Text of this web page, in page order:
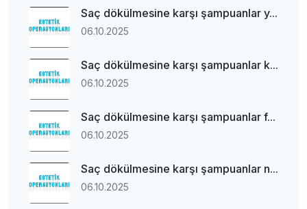
Saç dökülmesine karşı şampuanlar y...
06.10.2025
Saç dökülmesine karşı şampuanlar k...
06.10.2025
Saç dökülmesine karşı şampuanlar f...
06.10.2025
Saç dökülmesine karşı şampuanlar n...
06.10.2025